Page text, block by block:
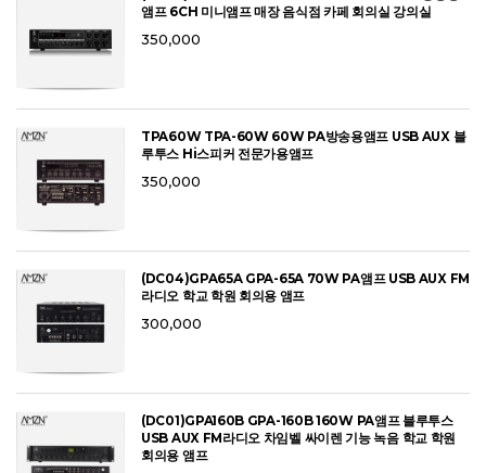
앰프 6CH 미니앰프 매장 음식점 카페 회의실 강의실
350,000
TPA60W TPA-60W 60W PA방송용앰프 USB AUX 블
루투스 Hi스피커 전문가용앰프
350,000
(DC04)GPA65A GPA-65A 70W PA앰프 USB AUX FM
라디오 학교 학원 회의용 앰프
300,000
(DC01)GPA160B GPA-160B 160W PA앰프 블루투스
USB AUX FM라디오 차임벨 싸이렌 기능 녹음 학교 학원
회의용 앰프